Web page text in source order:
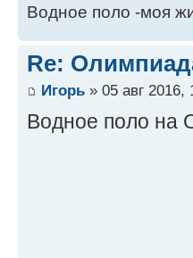
Водное поло -моя
Re:
Игорь » 05 авг 2016,
Водное поло на